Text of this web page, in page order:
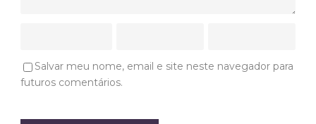
Salvar meu nome, email e site neste navegador para
futuros comentários.